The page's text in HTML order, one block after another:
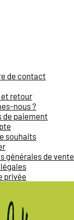
de contact
retour
nous ?
de paiement
souhaits
générales de vente
privée